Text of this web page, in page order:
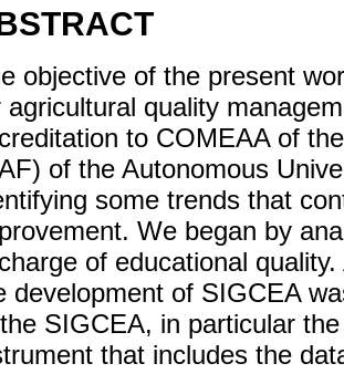
objective of the present
agricultural quality
to COMEAA of
of the Autonomous
some trends that
We began by
of educational
development of SIGCEA
SIGCEA, in particular
that includes the